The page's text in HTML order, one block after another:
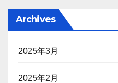
Archives
2025年3月
2025年2月